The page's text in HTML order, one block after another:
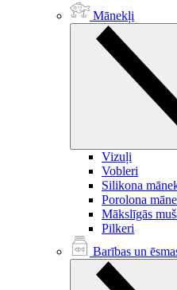
Mānekļi
Vizuļi
Vobleri
Silikona
Porolona
Mākslīgās
Pilkeri
Barības un